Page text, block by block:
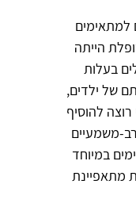
למתאימים
הייתה
בעלות
של ילדים,
רוצה להוסיף
משמעיים
במיוחד
מתאפיינת